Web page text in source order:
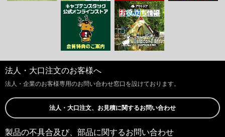
法人・大口注文のお客様へ
法人・企業のお客様専用のお問い合わせ窓口を設けております。
法人・大口注文、お見積に関するお問い合わせ
製品の不具合及び、部品に関するお問い合わせ